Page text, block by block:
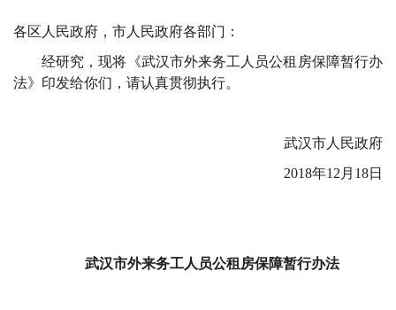
各区人民政府，市人民政府各部门：
经研究，现将《武汉市外来务工人员公租房保障暂行办
法》印发给你们，请认真贯彻执行。
武汉市人民政府
2018年12月18日
武汉市外来务工人员公租房保障暂行办法